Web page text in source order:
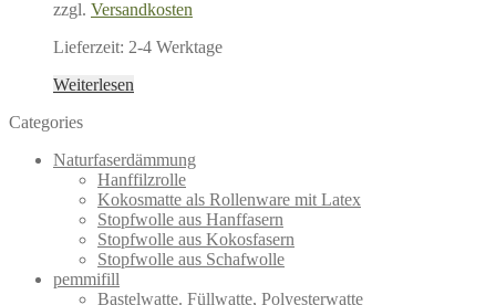
zzgl. Versandkosten
Lieferzeit: 2-4 Werktage
Weiterlesen
Categories
Naturfaserdämmung
Hanffilzrolle
Kokosmatte als Rollenware mit Latex
Stopfwolle aus Hanffasern
Stopfwolle aus Kokosfasern
Stopfwolle aus Schafwolle
pemmifill
Bastelwatte. Füllwatte, Polyesterwatte